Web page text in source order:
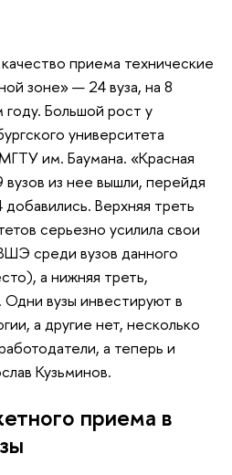
приема технические
зоне» — 24 вуза, на 8
Большой рост у
университета
им. Баумана. «Красная
из нее вышли, перейдя
Верхняя треть
серьезно усилила свои
среди вузов данного
а нижняя треть,
Одни вузы инвестируют в
а другие нет, несколько
а теперь и
Кузьминов.
приема в